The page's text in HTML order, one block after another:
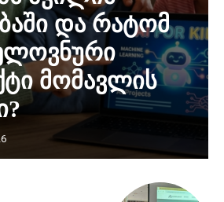
და რატომ
მომავლის